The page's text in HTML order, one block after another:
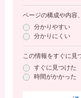
ページの構成や内容
分かりやすい
分かりにくい
この情報をすぐに見
すぐに見つけた
時間がかかった